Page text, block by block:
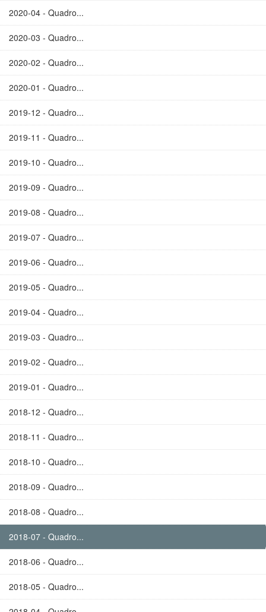
2020-04 - Quadro...
2020-03 - Quadro...
2020-02 - Quadro...
2020-01 - Quadro...
2019-12 - Quadro...
2019-11 - Quadro...
2019-10 - Quadro...
2019-09 - Quadro...
2019-08 - Quadro...
2019-07 - Quadro...
2019-06 - Quadro...
2019-05 - Quadro...
2019-04 - Quadro...
2019-03 - Quadro...
2019-02 - Quadro...
2019-01 - Quadro...
2018-12 - Quadro...
2018-11 - Quadro...
2018-10 - Quadro...
2018-09 - Quadro...
2018-08 - Quadro...
2018-07 - Quadro...
2018-06 - Quadro...
2018-05 - Quadro...